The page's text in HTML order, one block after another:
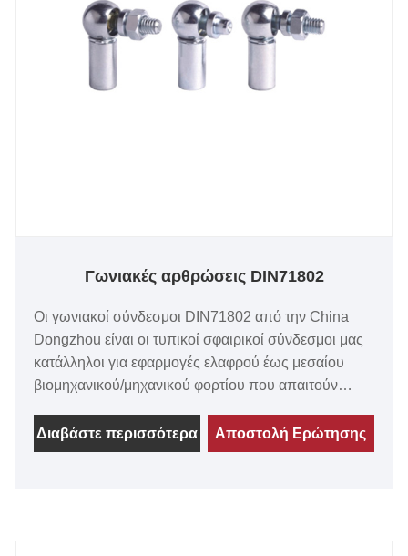
Γωνιακές αρθρώσεις DIN71802
Οι γωνιακοί σύνδεσμοι DIN71802 από την China
Dongzhou είναι οι τυπικοί σφαιρικοί σύνδεσμοι μας
κατάλληλοι για εφαρμογές ελαφρού έως μεσαίου
βιομηχανικού/μηχανικού φορτίου που απαιτούν
στεγανοποιητικό καπάκι και το παξιμάδι είναι
προαιρετικά όπως θέλετε.
Διαβάστε περισσότερα Αποστολή Ερώτησης